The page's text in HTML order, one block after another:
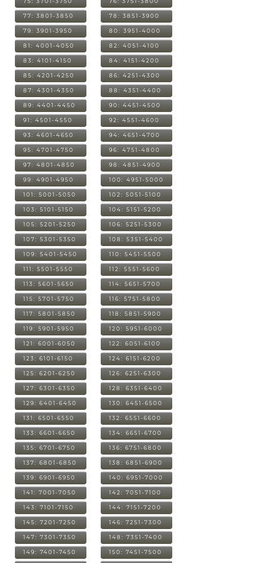
77: 3801-3850 78: 3851-3900
79: 3901-3950 80: 3951-4000
81: 4001-4050 82: 4051-4100
83: 4101-4150 84: 4151-4200
85: 4201-4250 86: 4251-4300
87: 4301-4350 88: 4351-4400
89: 4401-4450 90: 4451-4500
91: 4501-4550 92: 4551-4600
93: 4601-4650 94: 4651-4700
95: 4701-4750 96: 4751-4800
97: 4801-4850 98: 4851-4900
99: 4901-4950 100: 4951-5000
101: 5001-5050 102: 5051-5100
103: 5101-5150 104: 5151-5200
105: 5201-5250 106: 5251-5300
107: 5301-5350 108: 5351-5400
109: 5401-5450 110: 5451-5500
111: 5501-5550 112: 5551-5600
113: 5601-5650 114: 5651-5700
115: 5701-5750 116: 5751-5800
117: 5801-5850 118: 5851-5900
119: 5901-5950 120: 5951-6000
121: 6001-6050 122: 6051-6100
123: 6101-6150 124: 6151-6200
125: 6201-6250 126: 6251-6300
127: 6301-6350 128: 6351-6400
129: 6401-6450 130: 6451-6500
131: 6501-6550 132: 6551-6600
133: 6601-6650 134: 6651-6700
135: 6701-6750 136: 6751-6800
137: 6801-6850 138: 6851-6900
139: 6901-6950 140: 6951-7000
141: 7001-7050 142: 7051-7100
143: 7101-7150 144: 7151-7200
145: 7201-7250 146: 7251-7300
147: 7301-7350 148: 7351-7400
149: 7401-7450 150: 7451-7500